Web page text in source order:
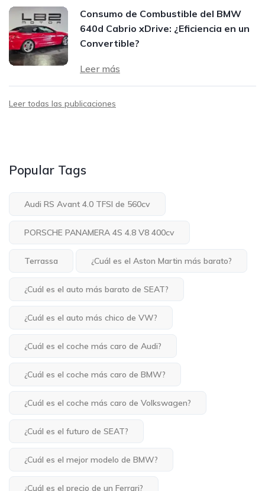
Consumo de Combustible del BMW
640d Cabrio xDrive: ¿Eficiencia en un
Convertible?
Leer más
Leer todas las publicaciones
Popular Tags
Audi RS Avant 4.0 TFSI de 560cv
PORSCHE PANAMERA 4S 4.8 V8 400cv
Terrassa ¿Cuál es el Aston Martin más barato?
¿Cuál es el auto más barato de SEAT?
¿Cuál es el auto más chico de VW?
¿Cuál es el coche más caro de Audi?
¿Cuál es el coche más caro de BMW?
¿Cuál es el coche más caro de Volkswagen?
¿Cuál es el futuro de SEAT?
¿Cuál es el mejor modelo de BMW?
¿Cuál es el precio de un Ferrari?